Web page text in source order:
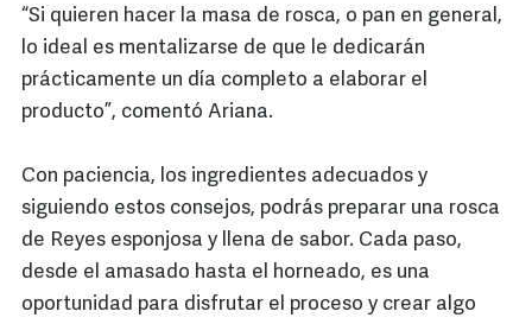
“Si quieren hacer la masa de rosca, o pan en general,
lo ideal es mentalizarse de que le dedicarán
prácticamente un día completo a elaborar el
producto”, comentó Ariana.
Con paciencia, los ingredientes adecuados y
siguiendo estos consejos, podrás preparar una rosca
de Reyes esponjosa y llena de sabor. Cada paso,
desde el amasado hasta el horneado, es una
oportunidad para disfrutar el proceso y crear algo